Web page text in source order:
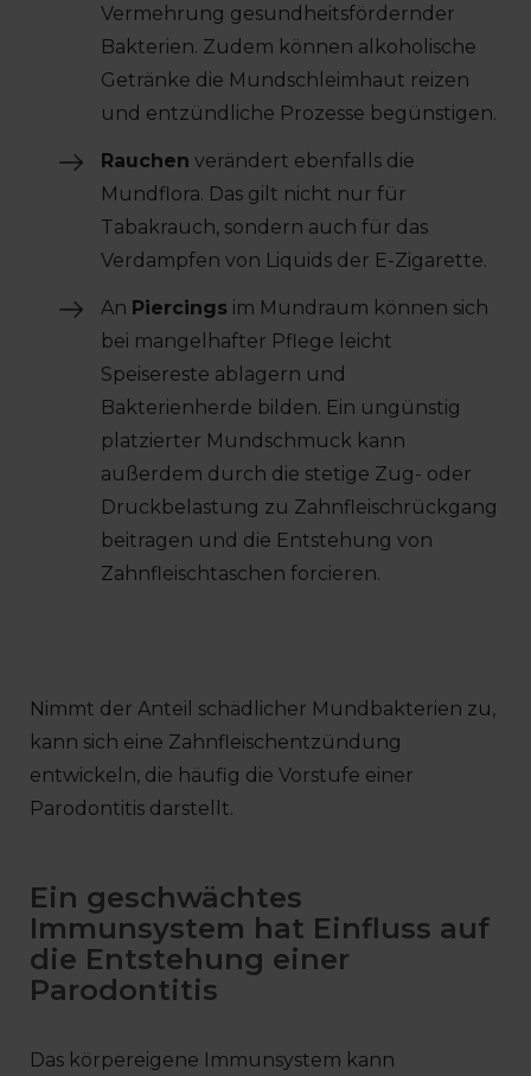
Vermehrung gesundheitsfördernder
Bakterien. Zudem können alkoholische
Getränke die Mundschleimhaut reizen
und entzündliche Prozesse begünstigen.
Rauchen verändert ebenfalls die
Mundflora. Das gilt nicht nur für
Tabakrauch, sondern auch für das
Verdampfen von Liquids der E-Zigarette.
An Piercings im Mundraum können sich
bei mangelhafter Pflege leicht
Speisereste ablagern und
Bakterienherde bilden. Ein ungünstig
platzierter Mundschmuck kann
außerdem durch die stetige Zug- oder
Druckbelastung zu Zahnfleischrückgang
beitragen und die Entstehung von
Zahnfleischtaschen forcieren.
Nimmt der Anteil schädlicher Mundbakterien zu,
kann sich eine Zahnfleischentzündung
entwickeln, die häufig die Vorstufe einer
Parodontitis darstellt.
Ein geschwächtes
Immunsystem hat Einfluss auf
die Entstehung einer
Parodontitis
Das körpereigene Immunsystem kann